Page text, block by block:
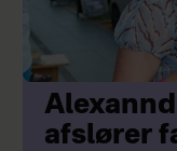
afslører